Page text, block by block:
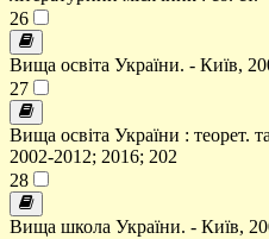
26
Вища освіта України. - Київ,
27
Вища освіта України : теорет.
2002-2012; 2016; 202
28
Вища школа України. - Київ,